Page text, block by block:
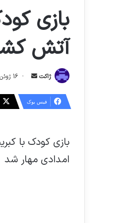
بازی
آتش
ژاکت
ارسال 16 ژوئن 2026
فیس بوک
بازی کودک با
امدادی مهار شد